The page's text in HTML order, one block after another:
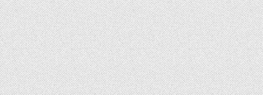
Next Episode
Show Podcast Information